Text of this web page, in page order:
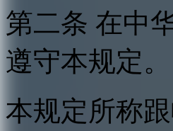
第二条 在中
遵守本规定。
本规定所称